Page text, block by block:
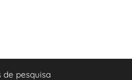
de pesquisa